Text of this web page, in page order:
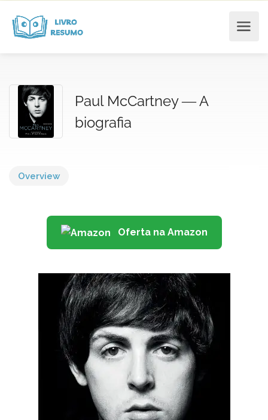
Paul McCartney ― A
biografia
Overview
Oferta na Amazon